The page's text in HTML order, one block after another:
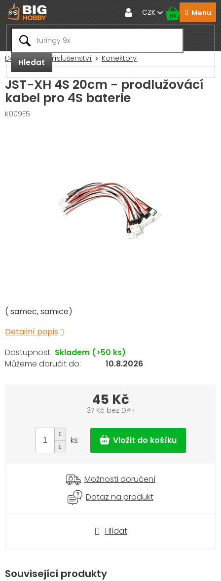
Přejít
na
obsah
Hledat
CZK
Domů RC Příslušenství Konektory
JST-XH 4S 20cm - prodlužovácí
kabel pro 4S baterie
K009E5
( samec, samice)
Detailní popis
Hlídat
Skladem (>50 ks)
10.8.2026
45 Kč
37 Kč bez DPH
cena:
ks
Možnosti doručení
Dotaz na produkt
Související produkty